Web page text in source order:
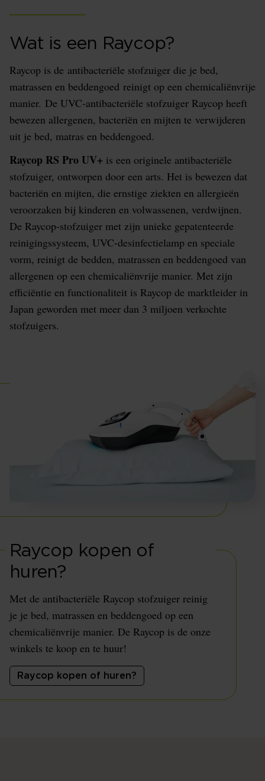
Wat is een Raycop?
Raycop is de antibacteriële stofzuiger die je bed,
matrassen en beddengoed reinigt op een chemicaliënvrije
manier. De UVC-antibacteriële stofzuiger Raycop heeft
bewezen allergenen, bacteriën en mijten te verwijderen
uit je bed, matras en beddengoed.
Raycop RS Pro UV+ is een originele antibacteriële
stofzuiger, ontworpen door een arts. Het is bewezen dat
bacteriën en mijten, die ernstige ziekten en allergieën
veroorzaken bij kinderen en volwassenen, verdwijnen.
De Raycop-stofzuiger met zijn unieke gepatenteerde
reinigingssysteem, UVC-desinfectielamp en speciale
vorm, reinigt de bedden, matrassen en beddengoed van
allergenen op een chemicaliënvrije manier. Met zijn
efficiëntie en functionaliteit is Raycop de marktleider in
Japan geworden met meer dan 3 miljoen verkochte
stofzuigers.
Raycop kopen of
huren?
Met de antibacteriële Raycop stofzuiger reinig
je je bed, matrassen en beddengoed op een
chemicaliënvrije manier. De Raycop is de onze
winkels te koop en te huur!
Raycop kopen of huren?